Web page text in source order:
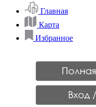
Главная
Карта
Избранное